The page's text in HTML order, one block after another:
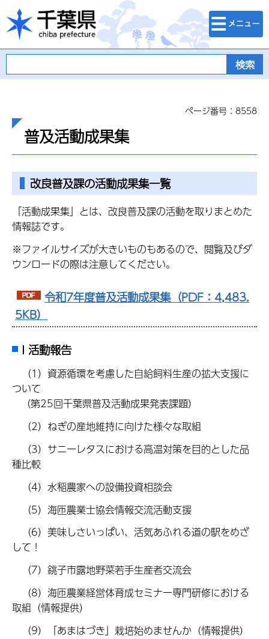
千葉県
検索・メニュ
ー
ページ番号：8558
普及活動成果集
改良普及課の活動成果集一覧
「活動成果集」とは、改良普及課の活動を取りまとめた
情報誌です。
※ファイルサイズが大きいものもあるので、閲覧及びダ
ウンロードの際は注意してください。
令和7年度普及活動成果集（PDF：4,483.
5KB）
I 活動報告
（1）資源循環を考慮した自給飼料生産の拡大支援に
ついて
（第25回千葉県普及活動成果発表課題）
（2）ねぎの産地維持に向けた様々な取組
（3）サニーレタスにおける高温対策を目的とした品
種比較
（4）水稲農家への設備投資相談会
（5）海匝農業士協会情報交流活動支援
（6）美味しさいっぱい、活気あふれる道の駅をめざ
して！
（7）銚子市露地野菜若手生産者交流会
（8）海匝農業経営体育成セミナー専門研修における
取組（情報提供）
（9）「あまはづき」栽培始めませんか（情報提供）